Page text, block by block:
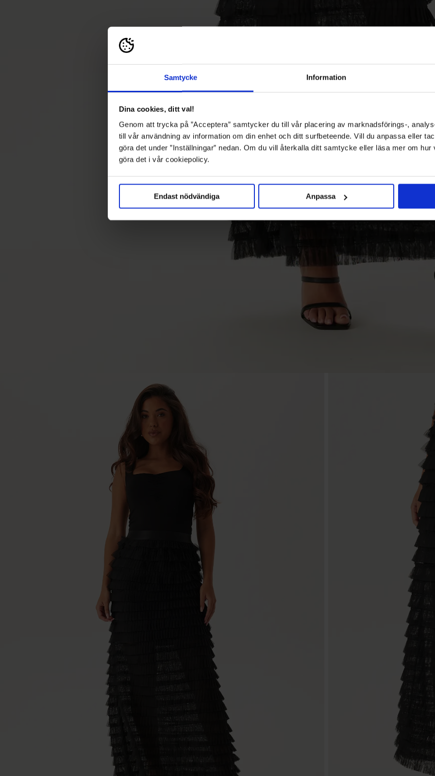
Samtycke Information
Dina cookies, ditt val!
Genom att trycka på ”Acceptera” samtycker du till vår placering av marknadsförings-,
till vår användning av information om din enhet och ditt surfbeteende. Vill du anpassa eller
göra det under ”Inställningar” nedan. Om du vill återkalla ditt samtycke eller läsa mer om
göra det i vår cookiepolicy.
Endast nödvändiga Anpassa